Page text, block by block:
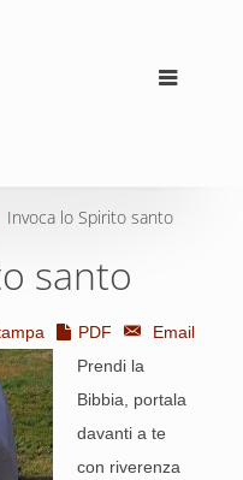
Invoca lo Spirito santo
santo
PDF Email
Prendi la
Bibbia, portala
davanti a te
con riverenza